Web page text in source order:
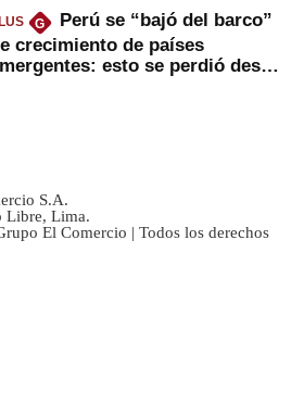
G
Perú se “bajó del barco”
crecimiento de países
esto se perdió desde
S.A.
Libre, Lima.
El Comercio | Todos los derechos